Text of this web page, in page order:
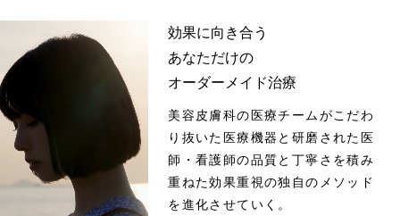
効果に向き合う
あなただけの
オーダーメイド治療
美容皮膚科の医療チームがこだわ
り抜いた医療機器と研磨された医
師・看護師の品質と丁寧さを積み
重ねた効果重視の独自のメソッド
を進化させていく。